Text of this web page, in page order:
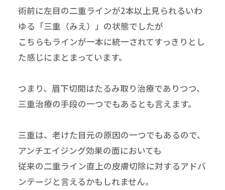
術前に左目の二重ラインが2本以上見られるいわ
ゆる「三重（みえ）」の状態でしたが
こちらもラインが一本に統一されてすっきりとし
た感じにまとまっています。
つまり、眉下切開はたるみ取り治療でありつつ、
三重治療の手段の一つでもあるとも言えます。
三重は、老けた目元の原因の一つでもあるので、
アンチエイジング効果の面においても
従来の二重ライン直上の皮膚切除に対するアドバ
ンテージと言えるかもしれません。